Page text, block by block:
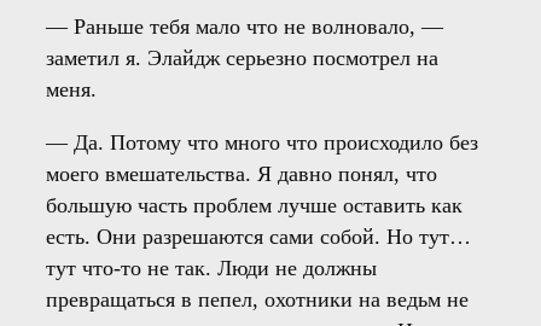
— Раньше тебя мало что не волновало, —
заметил я. Элайдж серьезно посмотрел на
меня.
— Да. Потому что много что происходило без
моего вмешательства. Я давно понял, что
большую часть проблем лучше оставить как
есть. Они разрешаются сами собой. Но тут…
тут что-то не так. Люди не должны
превращаться в пепел, охотники на ведьм не